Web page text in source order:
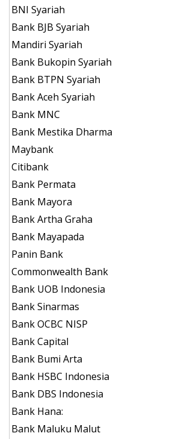
BNI Syariah
Bank BJB Syariah
Mandiri Syariah
Bank Bukopin Syariah
Bank BTPN Syariah
Bank Aceh Syariah
Bank MNC
Bank Mestika Dharma
Maybank
Citibank
Bank Permata
Bank Mayora
Bank Artha Graha
Bank Mayapada
Panin Bank
Commonwealth Bank
Bank UOB Indonesia
Bank Sinarmas
Bank OCBC NISP
Bank Capital
Bank Bumi Arta
Bank HSBC Indonesia
Bank DBS Indonesia
Bank Hana:
Bank Maluku Malut